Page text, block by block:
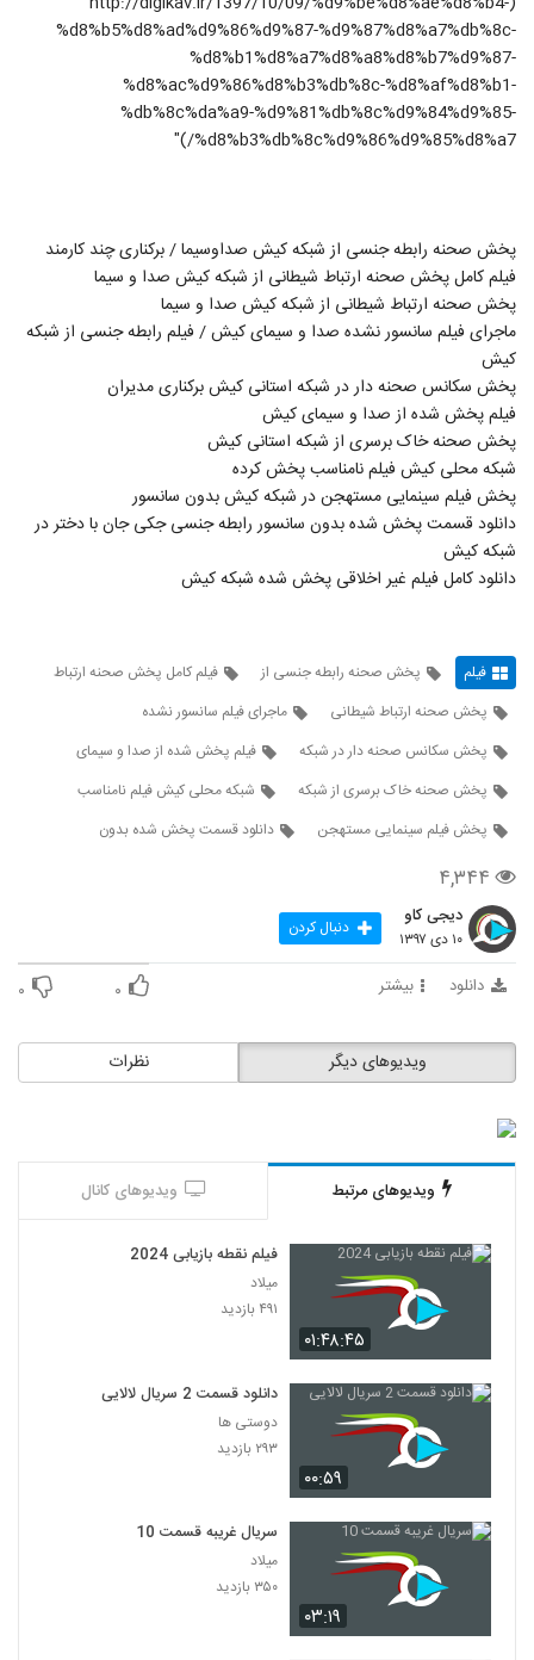
%d8%b5%d8%ad%d9%86%d9%87-%d9%87%d8%a7%db%8c-
%d8%b1%d8%a7%d8%a8%d8%b7%d9%87-
%d8%ac%d9%86%d8%b3%db%8c-%d8%af%d8%b1-
%db%8c%da%a9-%d9%81%db%8c%d9%84%d9%85-
%d8%b3%db%8c%d9%86%d9%85%d8%a7/)"
پخش صحنه رابطه جنسی از شبکه کیش صداوسیما / برکناری چند کارمند
فیلم کامل پخش صحنه ارتباط شیطانی از شبکه کیش صدا و سیما
پخش صحنه ارتباط شیطانی از شبکه کیش صدا و سیما
ماجرای فیلم سانسور نشده صدا و سیمای کیش / فیلم رابطه جنسی از شبکه
کیش
پخش سکانس صحنه دار در شبکه استانی کیش برکناری مدیران
فیلم پخش شده از صدا و سیمای کیش
پخش صحنه خاک برسری از شبکه استانی کیش
شبکه محلی کیش فیلم نامناسب پخش کرده
پخش فیلم سینمایی مستهجن در شبکه کیش بدون سانسور
دانلود قسمت پخش شده بدون سانسور رابطه جنسی جکی جان با دختر در
شبکه کیش
دانلود کامل فیلم غیر اخلاقی پخش شده شبکه کیش
فیلم پخش صحنه رابطه جنسی از
فیلم کامل پخش صحنه ارتباط
پخش صحنه ارتباط شیطانی
ماجرای فیلم سانسور نشده
پخش سکانس صحنه دار در شبکه
فیلم پخش شده از صدا و سیمای
پخش صحنه خاک برسری از شبکه
شبکه محلی کیش فیلم نامناسب
پخش فیلم سینمایی مستهجن
دانلود قسمت پخش شده بدون
۴,۳۴۴
دیجی کاو
۱۰ دی ۱۳۹۷ دنبال کردن
دانلود بیشتر ۰ ۰
نظرات ویدیوهای دیگر
ویدیوهای مرتبط ویدیوهای کانال
۰۱:۴۸:۴۵
فیلم نقطه بازیابی 2024
میلاد
۴۹۱ بازدید
۰۰:۵۹
دانلود قسمت 2 سریال لالایی
دوستی ها
۲۹۳ بازدید
۰۳:۱۹
سریال غریبه قسمت 10
میلاد
۳۵۰ بازدید